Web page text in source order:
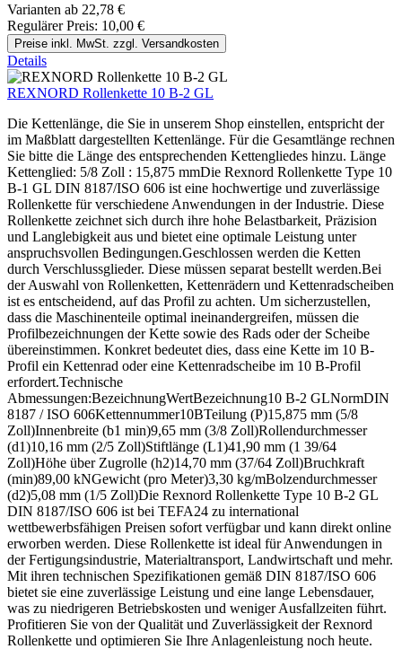
Varianten ab 22,78 €
Regulärer Preis: 10,00 €
Preise inkl. MwSt. zzgl. Versandkosten
Details
REXNORD Rollenkette 10 B-2 GL
Die Kettenlänge, die Sie in unserem Shop einstellen, entspricht der
im Maßblatt dargestellten Kettenlänge. Für die Gesamtlänge rechnen
Sie bitte die Länge des entsprechenden Kettengliedes hinzu. Länge
Kettenglied: 5/8 Zoll : 15,875 mmDie Rexnord Rollenkette Type 10
B-1 GL DIN 8187/ISO 606 ist eine hochwertige und zuverlässige
Rollenkette für verschiedene Anwendungen in der Industrie. Diese
Rollenkette zeichnet sich durch ihre hohe Belastbarkeit, Präzision
und Langlebigkeit aus und bietet eine optimale Leistung unter
anspruchsvollen Bedingungen.Geschlossen werden die Ketten
durch Verschlussglieder. Diese müssen separat bestellt werden.Bei
der Auswahl von Rollenketten, Kettenrädern und Kettenradscheiben
ist es entscheidend, auf das Profil zu achten. Um sicherzustellen,
dass die Maschinenteile optimal ineinandergreifen, müssen die
Profilbezeichnungen der Kette sowie des Rads oder der Scheibe
übereinstimmen. Konkret bedeutet dies, dass eine Kette im 10 B-
Profil ein Kettenrad oder eine Kettenradscheibe im 10 B-Profil
erfordert.Technische
Abmessungen:BezeichnungWertBezeichnung10 B-2 GLNormDIN
8187 / ISO 606Kettennummer10BTeilung (P)15,875 mm (5/8
Zoll)Innenbreite (b1 min)9,65 mm (3/8 Zoll)Rollendurchmesser
(d1)10,16 mm (2/5 Zoll)Stiftlänge (L1)41,90 mm (1 39/64
Zoll)Höhe über Zugrolle (h2)14,70 mm (37/64 Zoll)Bruchkraft
(min)89,00 kNGewicht (pro Meter)3,30 kg/mBolzendurchmesser
(d2)5,08 mm (1/5 Zoll)Die Rexnord Rollenkette Type 10 B-2 GL
DIN 8187/ISO 606 ist bei TEFA24 zu international
wettbewerbsfähigen Preisen sofort verfügbar und kann direkt online
erworben werden. Diese Rollenkette ist ideal für Anwendungen in
der Fertigungsindustrie, Materialtransport, Landwirtschaft und mehr.
Mit ihren technischen Spezifikationen gemäß DIN 8187/ISO 606
bietet sie eine zuverlässige Leistung und eine lange Lebensdauer,
was zu niedrigeren Betriebskosten und weniger Ausfallzeiten führt.
Profitieren Sie von der Qualität und Zuverlässigkeit der Rexnord
Rollenkette und optimieren Sie Ihre Anlagenleistung noch heute.